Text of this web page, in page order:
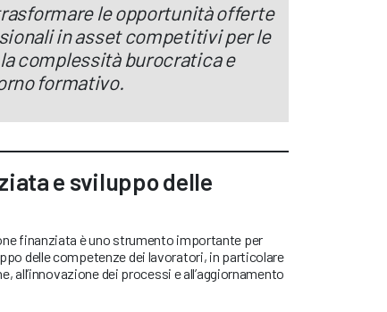
le opportunità offerte
in asset competitivi per le
complessità burocratica e
formativo.
e sviluppo delle
finanziata è uno strumento importante per
delle competenze dei lavoratori, in particolare
all’innovazione dei processi e all’aggiornamento